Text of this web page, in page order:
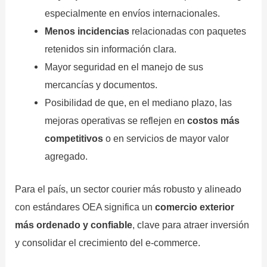
especialmente en envíos internacionales.
Menos incidenciasrelacionadas con paquetes
retenidos sin información clara.
Mayor seguridad en el manejo de sus
mercancías y documentos.
Posibilidad de que, en el mediano plazo, las
mejoras operativas se reflejen en costos más
competitivoso en servicios de mayor valor
agregado.
Para el país, un sector courier más robusto y alineado
con estándares OEA significa uncomercio exterior
más ordenado y confiable, clave para atraer inversión
y consolidar el crecimiento del e-commerce.